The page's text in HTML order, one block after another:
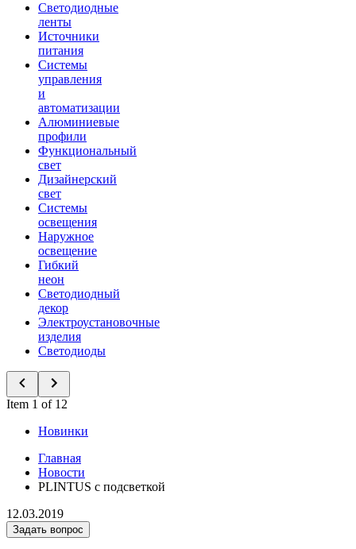
Светодиодные
ленты
Источники
питания
Системы
управления
и
автоматизации
Алюминиевые
профили
Функциональный
свет
Дизайнерский
свет
Системы
освещения
Наружное
освещение
Гибкий
неон
Светодиодный
декор
Электроустановочные
изделия
Светодиоды
Item 1 of 12
Новинки
Главная
Новости
PLINTUS с подсветкой
12.03.2019
Задать вопрос